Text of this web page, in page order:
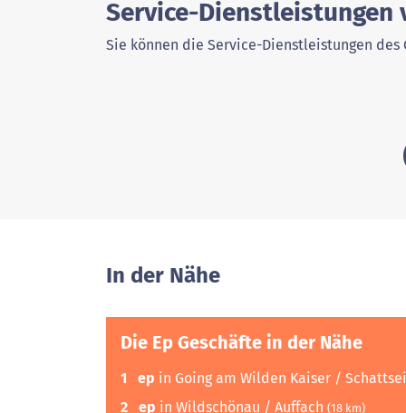
Service-
Sie können die Service-Dienstleistungen des
In der Nähe
Die Ep Geschäfte in der Nähe
1 ep in Going am Wilden Kaiser /
2
ep in Wildschönau / Auffach (18 km)